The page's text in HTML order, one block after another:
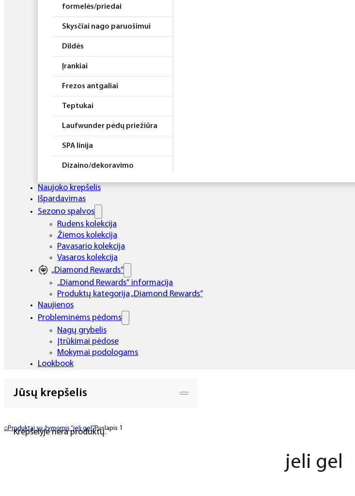
formelės/priedai
Skysčiai nago paruošimui
Dildės
Įrankiai
Frezos antgaliai
Teptukai
Laufwunder pėdų priežiūra
SPA linija
Dizaino/dekoravimo
Elektros prietaisai
Higiena
Atributika
Rinkiniai
Naujoko krepšelis
Išpardavimas
Sezono spalvos
Rudens kolekcija
Žiemos kolekcija
Pavasario kolekcija
Vasaros kolekcija
„Diamond Rewards“
„Diamond Rewards“ informacija
Produktų kategorija „Diamond Rewards“
Naujienos
Probleminėms pėdoms
Nagų grybelis
Įtrūkimai pėdose
Mokymai podologams
Lookbook
Jūsų krepšelis
Krepšelyje nėra produktų.
⌂Produktai su žymomis “jeli gel” Puslapis 1
jeli gel